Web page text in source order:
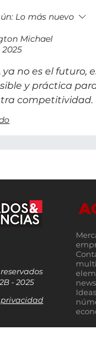
el futuro
Llega a Guatemala la
del 5B Digital Summit
Lo más nuevo
Michael
2025
ya no es el futuro,
y práctica
competitividad.
- 2025
privacidad